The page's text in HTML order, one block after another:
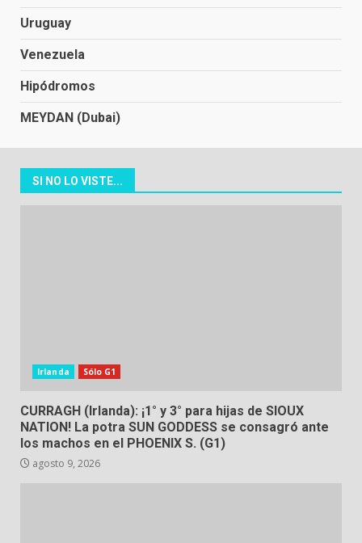
Uruguay
Venezuela
Hipódromos
MEYDAN (Dubai)
SI NO LO VISTE...
Irlanda Sólo G1
CURRAGH (Irlanda): ¡1° y 3° para hijas de SIOUX
NATION! La potra SUN GODDESS se consagró ante
los machos en el PHOENIX S. (G1)
agosto 9, 2026